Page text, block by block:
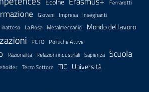
Ferrarotti
Giovani Impresa
Insegnanti
inatteso La Rosa Metalmeccanici Mondo del lavoro
PCTO Politiche Attive
Razionalità Relazioni industriali Sapienza Scuola
Terzo Settore TIC Università